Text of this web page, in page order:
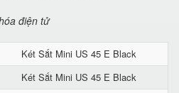
Két Sắt Mini US 45 E Black
Két Sắt Mini US 45 E Black